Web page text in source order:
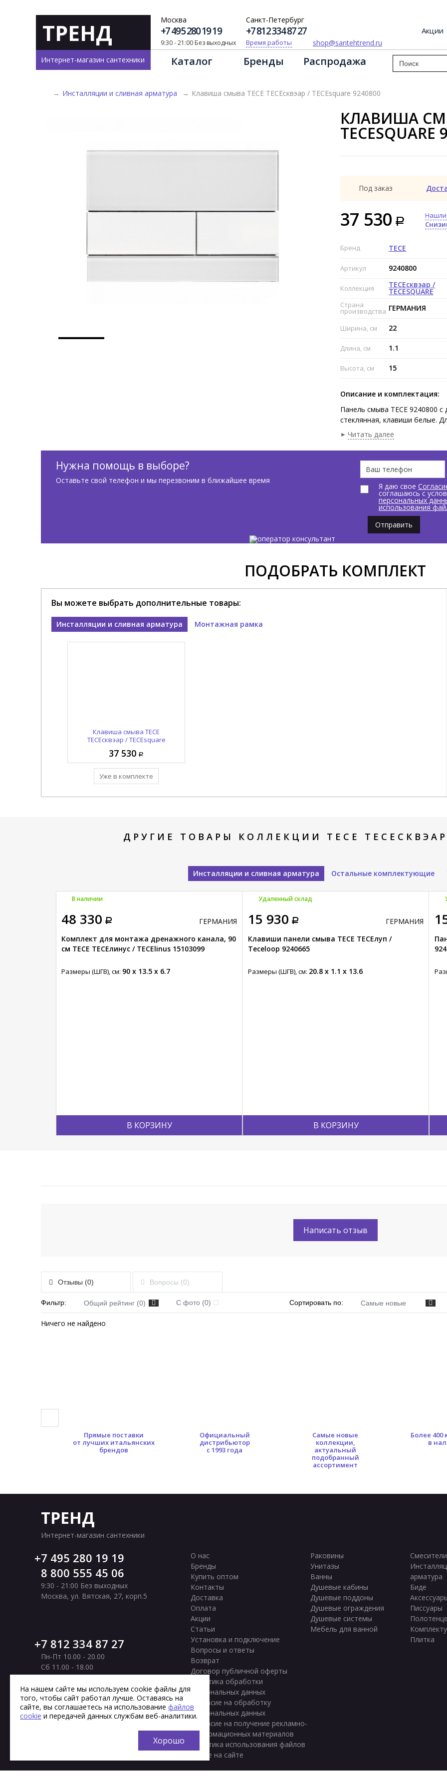
ТРЕНД
Интернет-магазин сантехники
Москва
+7 495 280 19 19
9:30 - 21:00 Без выходных
Санкт-Петербург
+7 812 334 87 27
Время работы shop@santehtrend.ru
Акции
Каталог Бренды Распродажа
→ Инсталляции и сливная арматура → Клавиша смыва TECE ТЕСЕсквэар / TECEsquare 9240800
КЛАВИША
TECESQUARE
Под заказ
37 530
Бренд TECE
Артикул 9240800
Коллекция ТЕСЕсквэар /
TECESQUARE
Страна
производства ГЕРМАНИЯ
Ширина, см 22
Длина, см 1.1
Высота, см 15
Описание и комплектация:
Панель смыва TECE 9240800
стеклянная, клавиши белые.
Комплект поставки:
комплект толкателей и
инструкция по установке
Дополнительно
монтажная рамка для
Читать далее
Нужна помощь в выборе?
Оставьте свой телефон и мы перезвоним в ближайшее время
Я даю свое
соглашаюсь с
персональных
использования
Отправить
ПОДОБРАТЬ КОМПЛЕКТ
Вы можете выбрать дополнительные товары:
Инсталляции и сливная арматура Монтажная рамка
Клавиша смыва TECE
ТЕСЕсквэар / TECEsquare
37 530
Уже в комплекте
Монтажная рамка TECE
ТЕСЕпрофиль / Teceprofil
10 710
Добавить в комплект
ДРУГИЕ ТОВАРЫ КОЛЛЕКЦИИ TECE ТЕСЕСКВЭАР /
Инсталляции и сливная арматура Остальные комплектующие
48 330
В КОРЗИНУ
ГЕРМАНИЯ
Комплект для монтажа дренажного канала, 90
см TECE ТЕСЕлинус / TECElinus 15103099
Размеры (ШГВ), см: 90 x 13.5 x 6.7
В наличии
15 930
В КОРЗИНУ
ГЕРМАНИЯ
Клавиши панели смыва TECE ТЕСЕлуп /
Teceloop 9240665
Размеры (ШГВ), см: 20.8 x 1.1 x 13.6
Удаленный склад
Написать отзыв
Отзывы (0) Вопросы (0)
Фильтр: Общий рейтинг (0) С фото (0) Сортировать по: Самые новые
Ничего не найдено
Прямые поставки
от лучших итальянских
брендов
Официальный
дистрибьютор
с 1993 года
Самые новые
коллекции,
актуальный
подобранный
ассортимент
Более 400
в
ТРЕНД
Интернет-магазин сантехники
7 495 280 19 19
8 800 555 45 06
9:30 - 21:00 Без выходных
Москва, ул. Вятская, 27, корп.5
7 812 334 87 27
Пн-Пт 10.00 - 20.00
Сб 11.00 - 18.00
Вс Выходной
Санкт-Петербург,Московское шоссе, 177
корп. 2
О нас
Бренды
Купить оптом
Контакты
Доставка
Оплата
Акции
Статьи
Установка и подключение
Вопросы и ответы
Возврат
Договор публичной оферты
Политика обработки
персональных данных
Согласие на обработку
персональных данных
Согласие на получение рекламно-
информационных материалов
Политика использования файлов
cookie на сайте
Раковины
Унитазы
Ванны
Душевые кабины
Душевые поддоны
Душевые ограждения
Душевые системы
Мебель для ванной
Смесители
арматура
Биде
Писсуары
Плитка
На нашем сайте мы используем cookie файлы для
того, чтобы сайт работал лучше. Оставаясь на
сайте, вы соглашаетесь на использование файлов
cookie и передачей данных службам веб-аналитики.
Хорошо